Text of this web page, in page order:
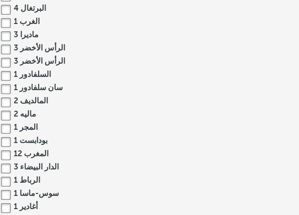
البرتغال 4
الغرب 1
ماديرا 3
الرأس الأخضر 3
الرأس الأخضر 3
السلفادور 1
سان سلفادور 1
المالديف 2
ماليه 2
المجر 1
بودابست 1
المغرب 12
الدار البيضاء 3
الرباط 1
سوس-ماسا 1
أغادير 1